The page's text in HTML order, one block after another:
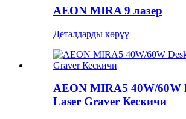
AEON MIRA 9 лазер
Деталдарды көрүү
AEON MIRA5 40W/60W
Laser Graver Кескичи